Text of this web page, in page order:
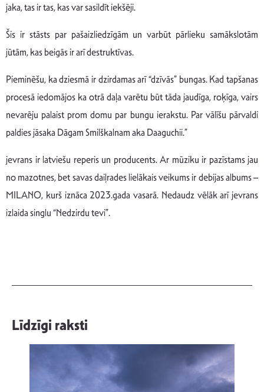
jaka, tas ir tas, kas var sasildīt iekšēji.
Šis ir stāsts par pašaizliedzīgām un varbūt pārlieku samākslotām
jūtām, kas beigās ir arī destruktīvas.
Pieminēšu, ka dziesmā ir dzirdamas arī “dzīvās” bungas. Kad tapšanas
procesā iedomājos ka otrā daļa varētu būt tāda jaudīga, roķīga, vairs
nevarēju palaist prom domu par bungu ierakstu. Par vālīšu pārvaldi
paldies jāsaka Dāgam Smilškalnam aka Daaguchii.”
jevrans ir latviešu reperis un producents. Ar mūziku ir pazīstams jau
no mazotnes, bet savas daiļrades lielākais veikums ir debijas albums –
MILANO, kurš iznāca 2023.gada vasarā. Nedaudz vēlāk arī jevrans
izlaida singlu “Nedzirdu tevi”.
Līdzīgi raksti